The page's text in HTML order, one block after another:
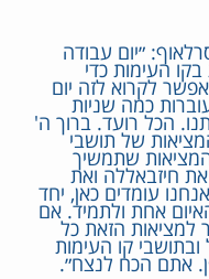
״יום עבודה
העימות כדי
לקרוא לזה יום
כמה שניות
הכל רועד. ברוך ה'
של תושבי
שתמשיך
חיזבאללה ואת
עומדים כאן, יחד
אחת ולתמיד. אם
למציאות הזאת כל
קו העימות
אתם הכח לנצח״.